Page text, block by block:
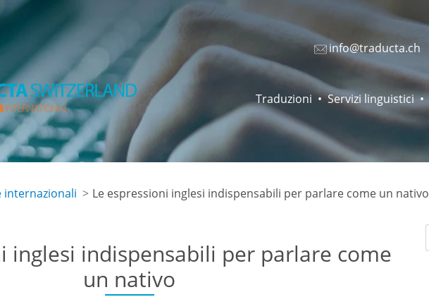
info@traducta.ch
Traduzioni Servizi linguistici
internazionali Le espressioni inglesi indispensabili per parlare come un nativo
inglesi indispensabili per parlare come
un nativo